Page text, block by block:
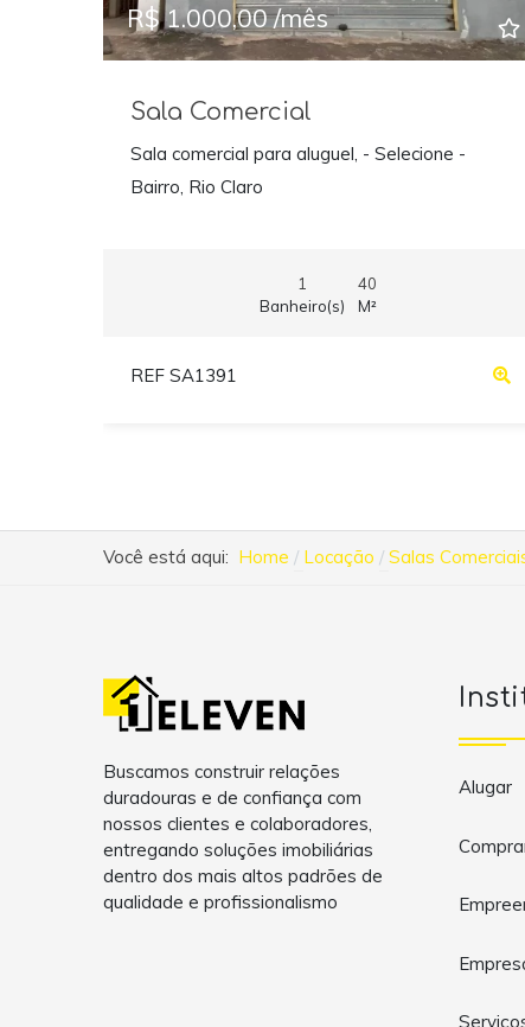
R$ 1.000,00 /mês
Sala Comercial
Sala comercial para aluguel, - Selecione -
Bairro, Rio Claro
1
Banheiro(s)
40
M²
REF SA1391
Você está aqui: Home Locação Salas
Buscamos construir relações
duradouras e de confiança com
nossos clientes e colaboradores,
entregando soluções imobiliárias
dentro dos mais altos padrões de
qualidade e profissionalismo
Alugar